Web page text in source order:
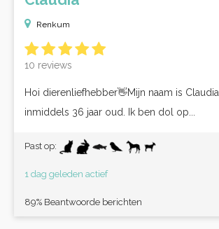
Renkum
10 reviews
Hoi dierenliefhebber👋Mijn naam is
inmiddels 36 jaar oud. Ik ben dol op...
Past op:
1 dag geleden actief
89% Beantwoorde berichten